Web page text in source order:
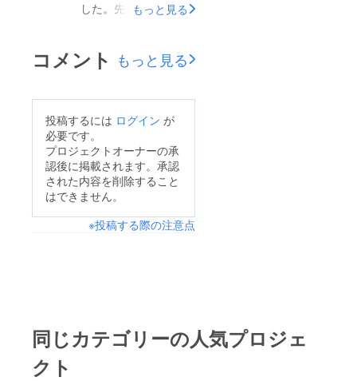
した。先週お披露目式
とになりました。あり
がとうございました。
もっと見る
コメント もっと見る
投稿するには ログイン が
必要です。
プロジェクトオーナーの承
認後に掲載されます。承認
された内容を削除すること
はできません。
※投稿する際の注意点
同じカテゴリーの人気プロジェ
クト